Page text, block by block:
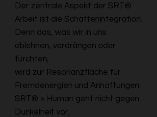
Der zentrale Aspekt der SRT®
Arbeit ist die Schattenintegration.
Denn das, was wir in uns
ablehnen, verdrängen oder
fürchten,
wird zur Resonanzfläche für
Fremdenergien und Anhaftungen.
SRT® × Human geht nicht gegen
Dunkelheit vor,